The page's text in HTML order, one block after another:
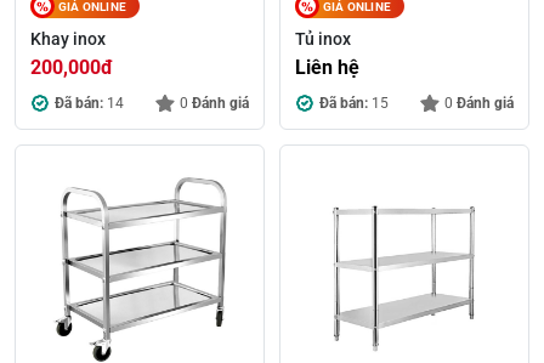
GIÁ ONLINE
Khay inox
200,000đ
Đã bán: 14 0 Đánh giá
GIÁ ONLINE
Tủ inox
Liên hệ
Đã bán: 15 0 Đánh giá